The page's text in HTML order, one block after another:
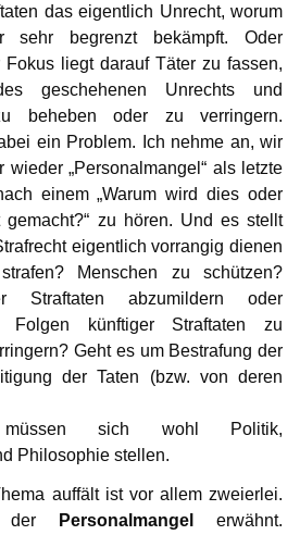
das eigentlich Unrecht, worum
begrenzt bekämpft. Oder
Fokus liegt darauf Täter zu fassen,
geschehenen Unrechts und
beheben oder zu verringern.
ein Problem. Ich nehme an, wir
„Personalmangel“ als letzte
einem „Warum wird dies oder
zu hören. Und es stellt
eigentlich vorrangig dienen
Menschen zu schützen?
Straftaten abzumildern oder
Folgen künftiger Straftaten zu
Geht es um Bestrafung der
der Taten (bzw. von deren
sich wohl Politik,
Philosophie stellen.
auffält ist vor allem zweierlei.
der
Personalmangel
erwähnt.